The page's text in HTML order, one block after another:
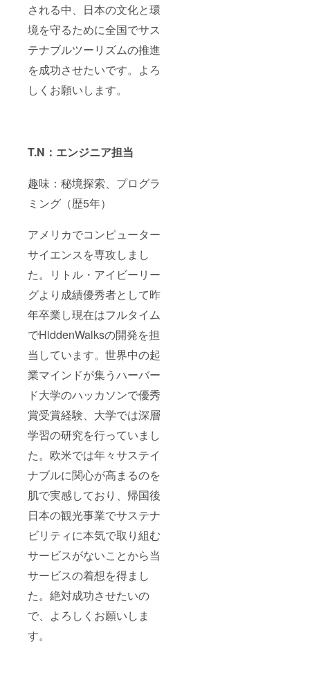
される中、日本の文化と環
境を守るために全国でサス
テナブルツーリズムの推進
を成功させたいです。よろ
しくお願いします。
T.N：エンジニア担当
趣味：秘境探索、プログラ
ミング（歴5年）
アメリカでコンピューター
サイエンスを専攻しまし
た。リトル・アイビーリー
グより成績優秀者として昨
年卒業し現在はフルタイム
でHiddenWalksの開発を担
当しています。世界中の起
業マインドが集うハーバー
ド大学のハッカソンで優秀
賞受賞経験、大学では深層
学習の研究を行っていまし
た。欧米では年々サステイ
ナブルに関心が高まるのを
肌で実感しており、帰国後
日本の観光事業でサステナ
ビリティに本気で取り組む
サービスがないことから当
サービスの着想を得まし
た。絶対成功させたいの
で、よろしくお願いしま
す。